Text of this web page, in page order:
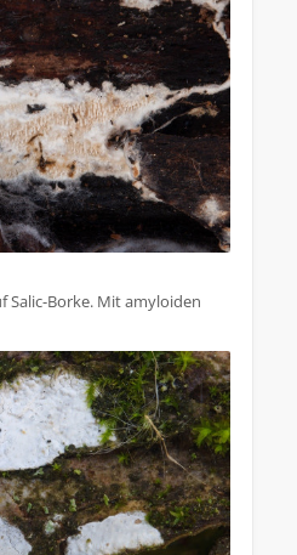
Salic-Borke. Mit amyloiden